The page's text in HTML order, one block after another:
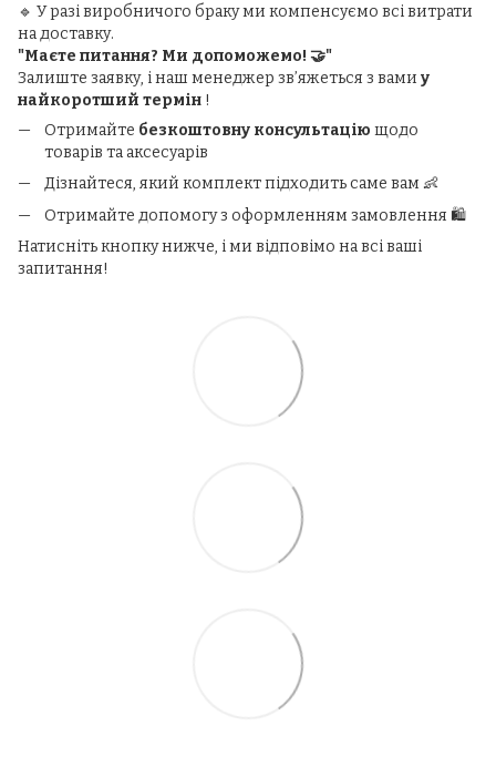
🔹 У разі виробничого браку ми компенсуємо всі витрати
на доставку.
"Маєте питання? Ми допоможемо! 🤝"
Залиште заявку, і наш менеджер зв’яжеться з вами у
найкоротший термін !
Отримайте безкоштовну консультацію щодо
товарів та аксесуарів
Дізнайтеся, який комплект підходить саме вам 👶
Отримайте допомогу з оформленням замовлення 🛍️
Натисніть кнопку нижче, і ми відповімо на всі ваші
запитання!